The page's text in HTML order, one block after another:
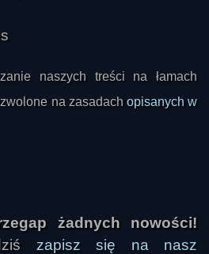
naszych treści na łamach
na zasadach opisanych w
żadnych nowości!
zapisz się na nasz